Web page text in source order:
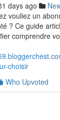
days ago
vouliez un
? Ce guide
comprendre
choisir
Who Upvoted